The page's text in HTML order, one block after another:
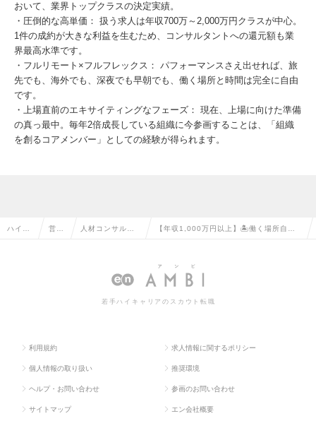
おいて、業界トップクラスの決定実績。
・圧倒的な高単価： 扱う求人は年収700万～2,000万円クラスが中心。
1件の成約が大きな利益を生むため、コンサルタントへの還元額も業
界最高水準です。
・フルリモート×フルフレックス： パフォーマンスさえ出せれば、旅
先でも、海外でも、深夜でも早朝でも、働く場所と時間は完全に自由
です。
・上場直前のエキサイティングなフェーズ： 現在、上場に向けた準備
の真っ最中。毎年2倍成長している組織に今参画することは、「組織
を創るコアメンバー」としての経験が得られます。
ハイク 営業 人材コンサルタ
ネーターの転職
【年収1,000万円以上】🏝️働く場所自由
と高年収の両立が可能の求人情報
若手ハイキャリアのスカウト転職
利用規約 求人情報に関するポリシー
個人情報の取り扱い 推奨環境
ヘルプ・お問い合わせ 参画のお問い合わせ
サイトマップ エン会社概要